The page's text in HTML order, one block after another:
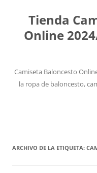
Tienda
Online
Camiseta Baloncesto
la ropa de baloncesto,
ARCHIVO DE LA ETIQUETA: